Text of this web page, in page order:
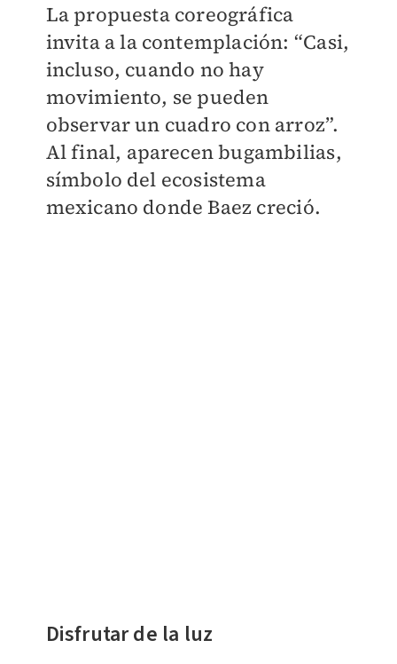
La propuesta coreográfica
invita a la contemplación: “Casi,
incluso, cuando no hay
movimiento, se pueden
observar un cuadro con arroz”.
Al final, aparecen bugambilias,
símbolo del ecosistema
mexicano donde Baez creció.
Disfrutar de la luz